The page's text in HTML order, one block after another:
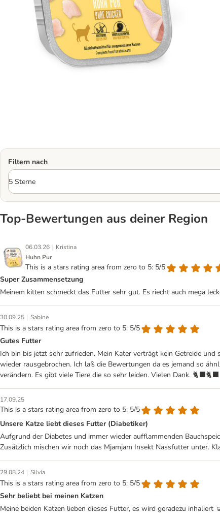
Filtern nach
Top‑Bewertungen aus deiner Region
06.03.26 | Kristina
Huhn Pur
This is a stars rating area from zero to 5: 5/5
Super Zusammensetzung
Meinem kitten schmeckt das Futter sehr gut. Es riecht auch mega
30.09.25 | Sabine
This is a stars rating area from zero to 5: 5/5
Gutes Futter
Ich bin bis jetzt sehr zufrieden. Mein Kater verträgt kein Getreide
wieder rausgebrochen. Ich laß die Bewertungen da es jemand so
verändern. Es gibt viele Tiere die so sehr leiden. Vielen Dank. 🐈‍⬛🐈‍⬛
17.09.25
This is a stars rating area from zero to 5: 5/5
Unsere Katze liebt dieses Futter (Diabetiker)
Aufgrund der Diabetes und immer wieder aufflammenden
Zusätzlich mischen wir noch das Mjamjam Insekt Nassfutter unter.
29.08.24 | Silvia
This is a stars rating area from zero to 5: 5/5
Sehr beliebt bei meinen Katzen
Meine beiden Katzen lieben dieses Futter, es wird geradezu